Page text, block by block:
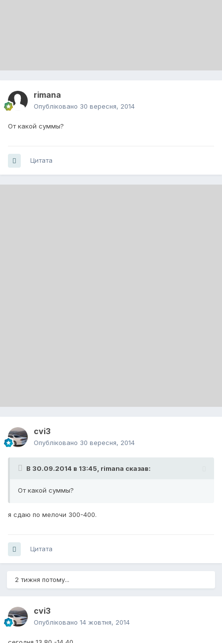
rimana
Опубліковано 30 вересня, 2014
От какой суммы?
Цитата
cvi3
Опубліковано 30 вересня, 2014
В 30.09.2014 в 13:45, rimana сказав:
От какой суммы?
я сдаю по мелочи 300-400.
Цитата
2 тижня потому...
cvi3
Опубліковано 14 жовтня, 2014